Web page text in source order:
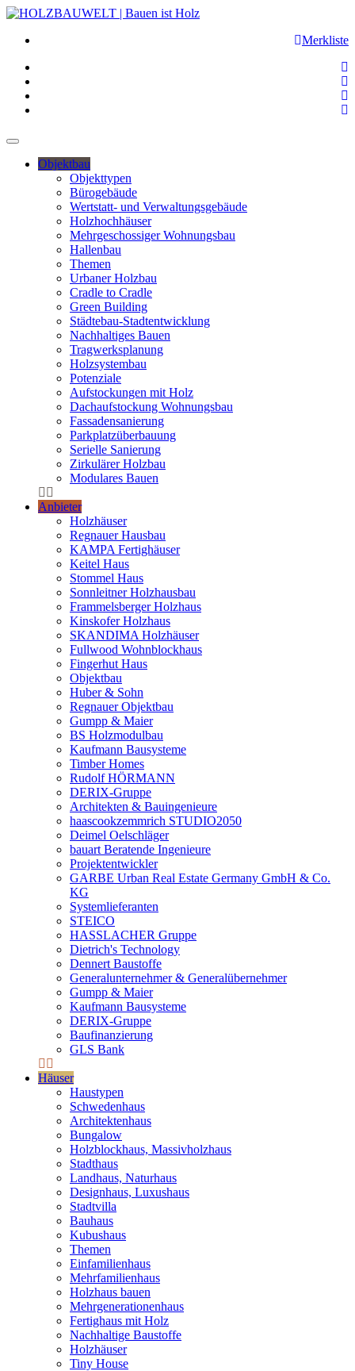
Merkliste
Objektbau
Objekttypen
Bürogebäude
Wertstatt- und Verwaltungsgebäude
Holzhochhäuser
Mehrgeschossiger Wohnungsbau
Hallenbau
Themen
Urbaner Holzbau
Cradle to Cradle
Green Building
Städtebau-Stadtentwicklung
Nachhaltiges Bauen
Tragwerksplanung
Holzsystembau
Potenziale
Aufstockungen mit Holz
Dachaufstockung Wohnungsbau
Fassadensanierung
Parkplatzüberbauung
Serielle Sanierung
Zirkulärer Holzbau
Modulares Bauen
Anbieter
Holzhäuser
Regnauer Hausbau
KAMPA Fertighäuser
Keitel Haus
Stommel Haus
Sonnleitner Holzhausbau
Frammelsberger Holzhaus
Kinskofer Holzhaus
SKANDIMA Holzhäuser
Fullwood Wohnblockhaus
Fingerhut Haus
Objektbau
Huber & Sohn
Regnauer Objektbau
Gumpp & Maier
BS Holzmodulbau
Kaufmann Bausysteme
Timber Homes
Rudolf HÖRMANN
DERIX-Gruppe
Architekten & Bauingenieure
haascookzemmrich STUDIO2050
Deimel Oelschläger
bauart Beratende Ingenieure
Projektentwickler
GARBE Urban Real Estate Germany GmbH & Co.
KG
Systemlieferanten
STEICO
HASSLACHER Gruppe
Dietrich's Technology
Dennert Baustoffe
Generalunternehmer & Generalübernehmer
Gumpp & Maier
Kaufmann Bausysteme
DERIX-Gruppe
Baufinanzierung
GLS Bank
Häuser
Haustypen
Schwedenhaus
Architektenhaus
Bungalow
Holzblockhaus, Massivholzhaus
Stadthaus
Landhaus, Naturhaus
Designhaus, Luxushaus
Stadtvilla
Bauhaus
Kubushaus
Themen
Einfamilienhaus
Mehrfamilienhaus
Holzhaus bauen
Mehrgenerationenhaus
Fertighaus mit Holz
Nachhaltige Baustoffe
Holzhäuser
Tiny House